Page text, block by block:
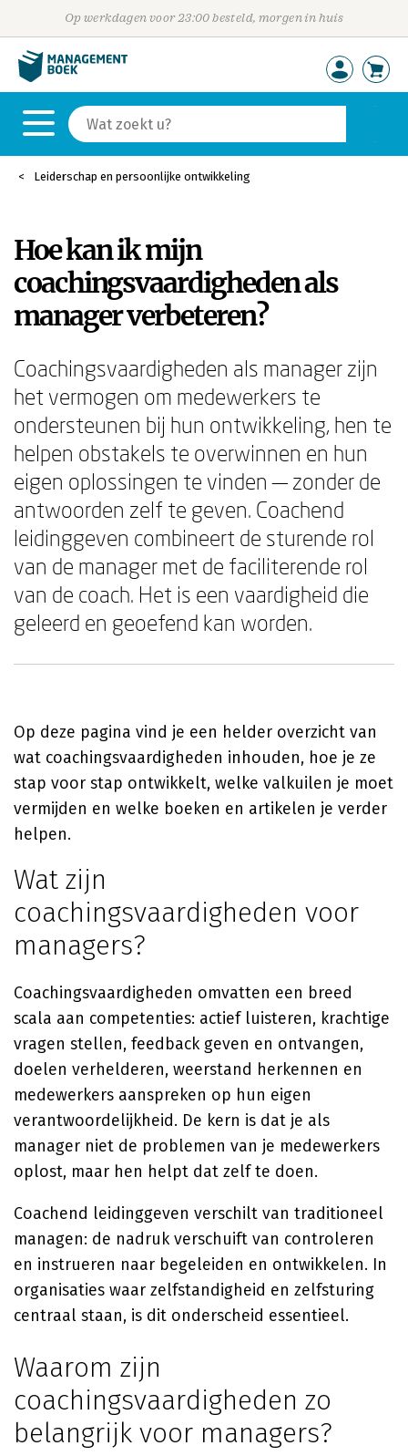
Op werkdagen voor 23:00 besteld, morgen in huis
Leiderschap en persoonlijke ontwikkeling
Hoe kan ik mijn
coachingsvaardigheden als
manager verbeteren?
Coachingsvaardigheden als manager zijn
het vermogen om medewerkers te
ondersteunen bij hun ontwikkeling, hen te
helpen obstakels te overwinnen en hun
eigen oplossingen te vinden — zonder de
antwoorden zelf te geven. Coachend
leidinggeven combineert de sturende rol
van de manager met de faciliterende rol
van de coach. Het is een vaardigheid die
geleerd en geoefend kan worden.
Op deze pagina vind je een helder overzicht van
wat coachingsvaardigheden inhouden, hoe je ze
stap voor stap ontwikkelt, welke valkuilen je moet
vermijden en welke boeken en artikelen je verder
helpen.
Wat zijn
coachingsvaardigheden voor
managers?
Coachingsvaardigheden omvatten een breed
scala aan competenties: actief luisteren, krachtige
vragen stellen, feedback geven en ontvangen,
doelen verhelderen, weerstand herkennen en
medewerkers aanspreken op hun eigen
verantwoordelijkheid. De kern is dat je als
manager niet de problemen van je medewerkers
oplost, maar hen helpt dat zelf te doen.
Coachend leidinggeven verschilt van traditioneel
managen: de nadruk verschuift van controleren
en instrueren naar begeleiden en ontwikkelen. In
organisaties waar zelfstandigheid en zelfsturing
centraal staan, is dit onderscheid essentieel.
Waarom zijn
coachingsvaardigheden zo
belangrijk voor managers?